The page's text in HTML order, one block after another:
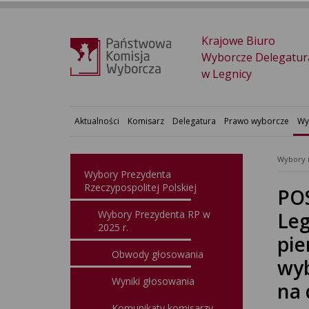
Krajowe Biuro
Wyborcze
w Legnicy
Aktualności Komisarz Delegatura Prawo wyborcze
Wybory Prezydenta
Rzeczypospolitej Polskiej
Wybory Prezydenta RP w
2025 r.
Obwody głosowania
Wyniki głosowania
Wybory
na